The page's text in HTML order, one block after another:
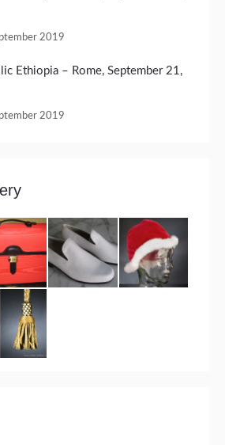
2019
Ethiopia – Rome, September 21,
2019